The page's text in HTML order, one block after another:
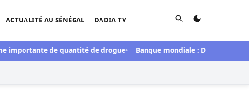
ACTUALITÉ AU SÉNÉGAL DADIA TV Rechercher
importante de quantité de drogue Banque mondiale : Dialogue entre